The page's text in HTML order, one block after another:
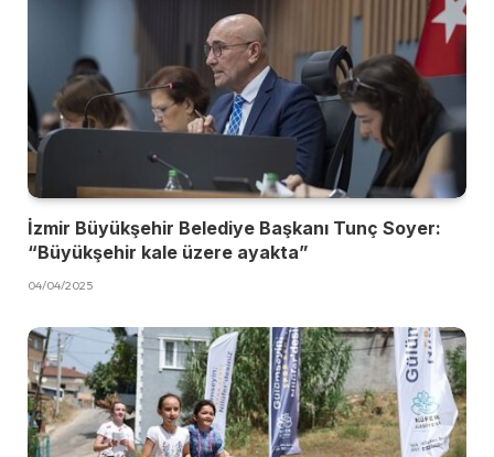
İzmir Büyükşehir Belediye Başkanı Tunç Soyer:
“Büyükşehir kale üzere ayakta”
04/04/2025